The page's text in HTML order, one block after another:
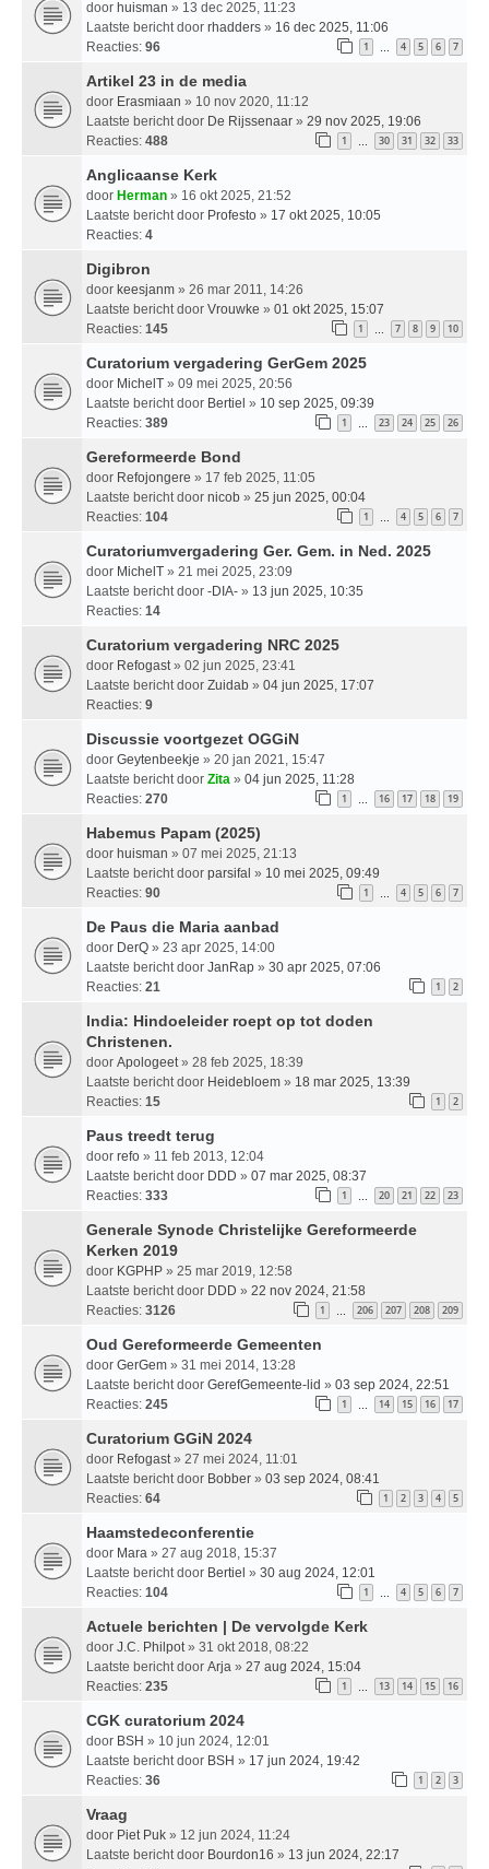
door huisman » 13 dec 2025, 11:23
Laatste bericht door rhadders » 16 dec 2025, 11:06
Reacties: 96 1 … 4 5 6 7
Artikel 23 in de media
door Erasmiaan » 10 nov 2020, 11:12
Laatste bericht door De Rijssenaar » 29 nov 2025, 19:06
Reacties: 488 1 … 30 31 32 33
Anglicaanse Kerk
door Herman » 16 okt 2025, 21:52
Laatste bericht door Profesto » 17 okt 2025, 10:05
Reacties: 4
Digibron
door keesjanm » 26 mar 2011, 14:26
Laatste bericht door Vrouwke » 01 okt 2025, 15:07
Reacties: 145 1 … 7 8 9 10
Curatorium vergadering GerGem 2025
door MichelT » 09 mei 2025, 20:56
Laatste bericht door Bertiel » 10 sep 2025, 09:39
Reacties: 389 1 … 23 24 25 26
Gereformeerde Bond
door Refojongere » 17 feb 2025, 11:05
Laatste bericht door nicob » 25 jun 2025, 00:04
Reacties: 104 1 … 4 5 6 7
Curatoriumvergadering Ger. Gem. in Ned. 2025
door MichelT » 21 mei 2025, 23:09
Laatste bericht door -DIA- » 13 jun 2025, 10:35
Reacties: 14
Curatorium vergadering NRC 2025
door Refogast » 02 jun 2025, 23:41
Laatste bericht door Zuidab » 04 jun 2025, 17:07
Reacties: 9
Discussie voortgezet OGGiN
door Geytenbeekje » 20 jan 2021, 15:47
Laatste bericht door Zita » 04 jun 2025, 11:28
Reacties: 270 1 … 16 17 18 19
Habemus Papam (2025)
door huisman » 07 mei 2025, 21:13
Laatste bericht door parsifal » 10 mei 2025, 09:49
Reacties: 90 1 … 4 5 6 7
De Paus die Maria aanbad
door DerQ » 23 apr 2025, 14:00
Laatste bericht door JanRap » 30 apr 2025, 07:06
Reacties: 21 1 2
India: Hindoeleider roept op tot doden
Christenen.
door Apologeet » 28 feb 2025, 18:39
Laatste bericht door Heidebloem » 18 mar 2025, 13:39
Reacties: 15 1 2
Paus treedt terug
door refo » 11 feb 2013, 12:04
Laatste bericht door DDD » 07 mar 2025, 08:37
Reacties: 333 1 … 20 21 22 23
Generale Synode Christelijke Gereformeerde
Kerken 2019
door KGPHP » 25 mar 2019, 12:58
Laatste bericht door DDD » 22 nov 2024, 21:58
Reacties: 3126 1 … 206 207 208 209
Oud Gereformeerde Gemeenten
door GerGem » 31 mei 2014, 13:28
Laatste bericht door GerefGemeente-lid » 03 sep 2024, 22:51
Reacties: 245 1 … 14 15 16 17
Curatorium GGiN 2024
door Refogast » 27 mei 2024, 11:01
Laatste bericht door Bobber » 03 sep 2024, 08:41
Reacties: 64 1 2 3 4 5
Haamstedeconferentie
door Mara » 27 aug 2018, 15:37
Laatste bericht door Bertiel » 30 aug 2024, 12:01
Reacties: 104 1 … 4 5 6 7
Actuele berichten | De vervolgde Kerk
door J.C. Philpot » 31 okt 2018, 08:22
Laatste bericht door Arja » 27 aug 2024, 15:04
Reacties: 235 1 … 13 14 15 16
CGK curatorium 2024
door BSH » 10 jun 2024, 12:01
Laatste bericht door BSH » 17 jun 2024, 19:42
Reacties: 36 1 2 3
Vraag
door Piet Puk » 12 jun 2024, 11:24
Laatste bericht door Bourdon16 » 13 jun 2024, 22:17